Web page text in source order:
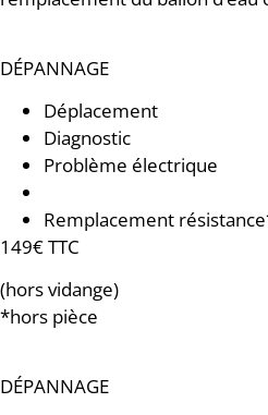
DÉPANNAGE
Déplacement
Diagnostic
Problème électrique
Remplacement
149€ TTC
(hors vidange)
*hors pièce
DÉPANNAGE